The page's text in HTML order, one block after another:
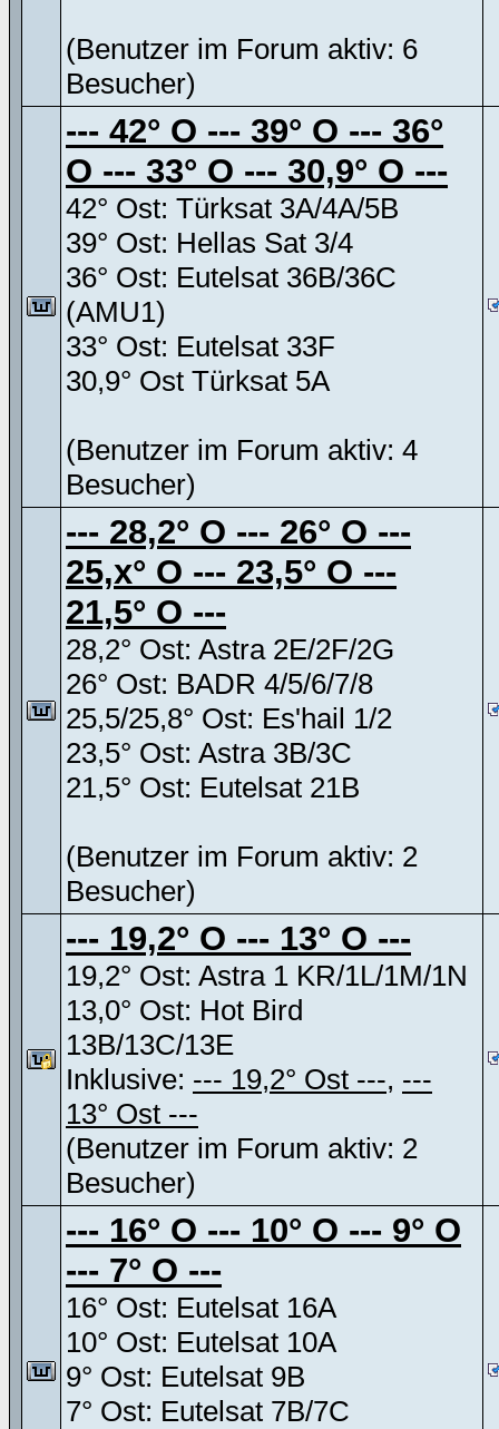
(Benutzer im Forum aktiv: 6
Besucher)
--- 42° O --- 39° O --- 36°
O --- 33° O --- 30,9° O ---
42° Ost: Türksat 3A/4A/5B
39° Ost: Hellas Sat 3/4
36° Ost: Eutelsat 36B/36C
(AMU1)
33° Ost: Eutelsat 33F
30,9° Ost Türksat 5A
(Benutzer im Forum aktiv: 4
Besucher)
--- 28,2° O --- 26° O ---
25,x° O --- 23,5° O ---
21,5° O ---
28,2° Ost: Astra 2E/2F/2G
26° Ost: BADR 4/5/6/7/8
25,5/25,8° Ost: Es'hail 1/2
23,5° Ost: Astra 3B/3C
21,5° Ost: Eutelsat 21B
(Benutzer im Forum aktiv: 2
Besucher)
--- 19,2° O --- 13° O ---
19,2° Ost: Astra 1 KR/1L/1M/1N
13,0° Ost: Hot Bird
13B/13C/13E
Inklusive: --- 19,2° Ost ---, ---
13° Ost ---
(Benutzer im Forum aktiv: 2
Besucher)
--- 16° O --- 10° O --- 9° O
--- 7° O ---
16° Ost: Eutelsat 16A
10° Ost: Eutelsat 10A
9° Ost: Eutelsat 9B
7° Ost: Eutelsat 7B/7C